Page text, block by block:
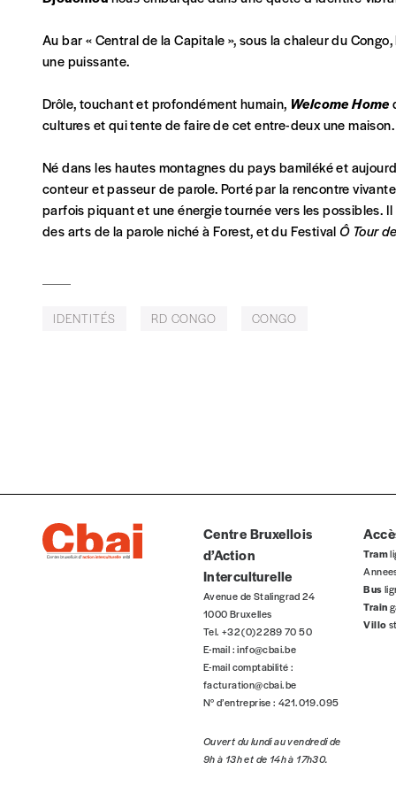
Abonnement
1 an = 5 numéros
20€*/an
Je m'abonne à l'Imag
Format papier (livraison uniquement en
Je commande au numéro
Édition numérique
Offre découverte
Je souhaite bénéficier de l’offre découverte
Au bar « Central de la Capitale », sous la chaleur du
une puissante.
Drôle, touchant et profondément humain, Welcome Home
cultures et qui tente de faire de cet entre-deux une maison.
Né dans les hautes montagnes du pays bamiléké et
conteur et passeur de parole. Porté par la rencontre
parfois piquant et une énergie tournée vers les possibles.
des arts de la parole niché à Forest, et du Festival Ô Tour
IDENTITÉS RD CONGO CONGO
Centre Bruxellois
d’Action
Interculturelle
Avenue de Stalingrad 24
1000 Bruxelles
Tel. +32 (0)2 289 70 50
E-mail :info@cbai.be
E-mail comptabilité :
facturation@cbai.be
N° d’entreprise : 421.019.095
Ouvert du lundi au vendredi de
9h à 13h et de 14h à 17h30.
Tram
Bus
Train
Villo